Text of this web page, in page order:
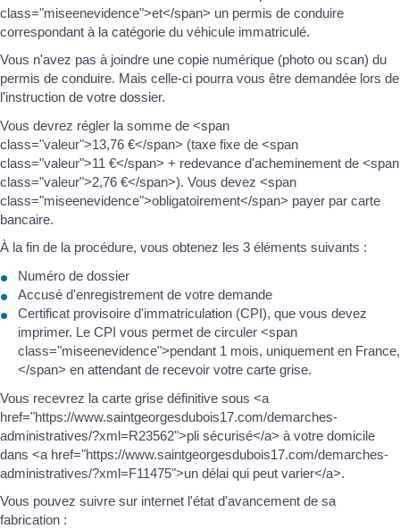
class="miseenevidence">et</span> un permis de conduire
correspondant à la catégorie du véhicule immatriculé.
Vous n'avez pas à joindre une copie numérique (photo ou scan) du
permis de conduire. Mais celle-ci pourra vous être demandée lors de
l'instruction de votre dossier.
Vous devrez régler la somme de <span
class="valeur">13,76 €</span> (taxe fixe de <span
class="valeur">11 €</span> + redevance d'acheminement de <span
class="valeur">2,76 €</span>). Vous devez <span
class="miseenevidence">obligatoirement</span> payer par carte
bancaire.
À la fin de la procédure, vous obtenez les 3 éléments suivants :
Numéro de dossier
Accusé d'enregistrement de votre demande
Certificat provisoire d'immatriculation (CPI), que vous devez
imprimer. Le CPI vous permet de circuler <span
class="miseenevidence">pendant 1 mois, uniquement en France,
</span> en attendant de recevoir votre carte grise.
Vous recevrez la carte grise définitive sous <a
href="https://www.saintgeorgesdubois17.com/demarches-
administratives/?xml=R23562">pli sécurisé</a> à votre domicile
dans <a href="https://www.saintgeorgesdubois17.com/demarches-
administratives/?xml=F11475">un délai qui peut varier</a>.
Vous pouvez suivre sur internet l'état d'avancement de sa
fabrication :